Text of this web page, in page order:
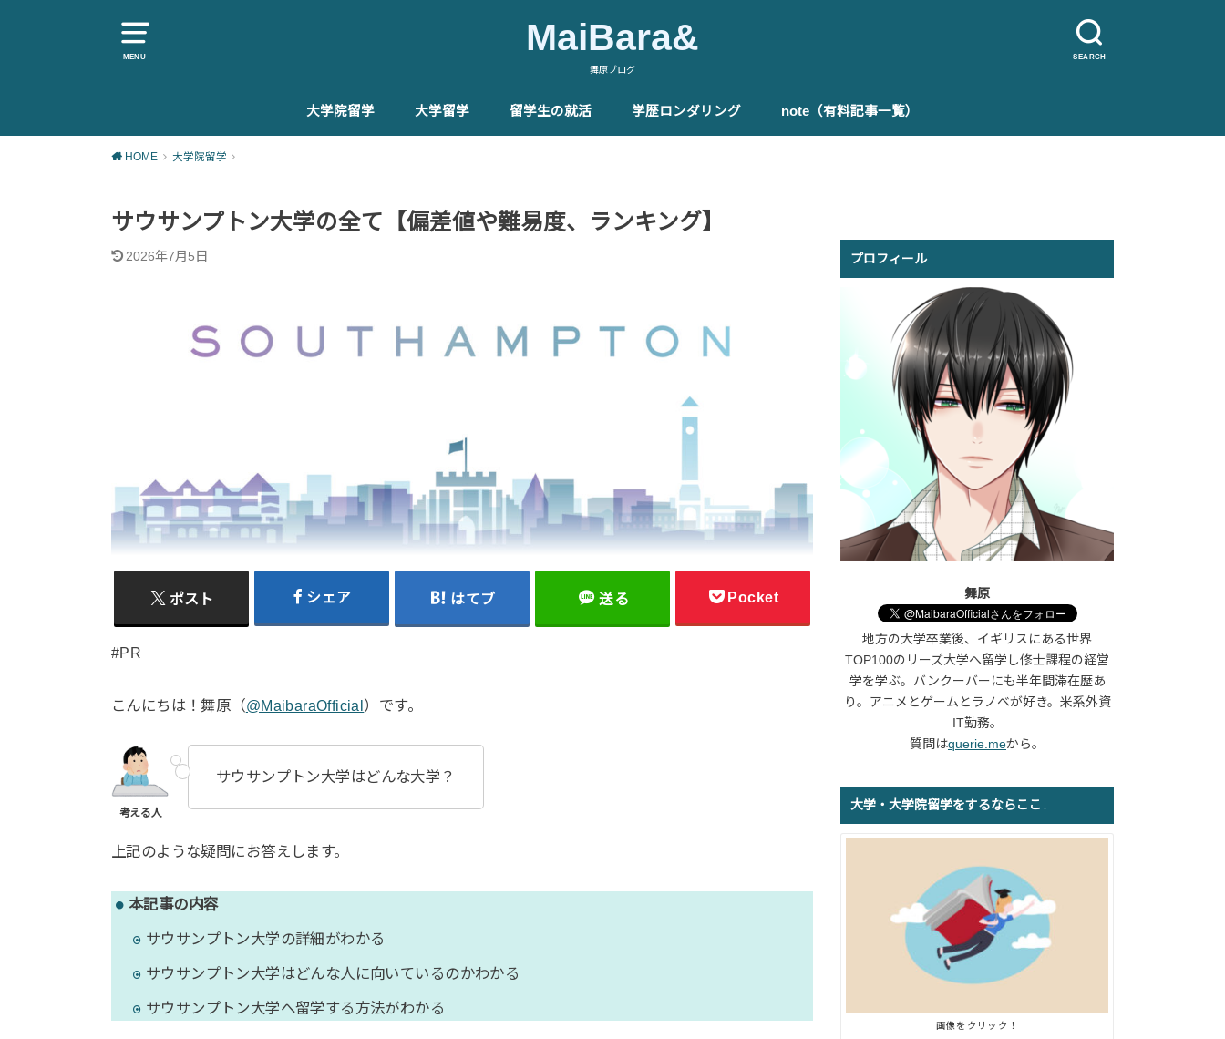
MENU SEARCH
MaiBara&
舞原ブログ
大学院留学 大学留学 留学生の就活 学歴ロンダリング note（有料記事一覧）
HOME 大学院留学
サウサンプトン大学の全て【偏差値や難易度、ランキング】
2026年7月5日
ポスト シェア はてブ 送る Pocket
#PR
こんにちは！舞原（@MaibaraOfficial）です。
サウサンプトン大学はどんな大学？
上記のような疑問にお答えします。
本記事の内容
サウサンプトン大学の詳細がわかる
サウサンプトン大学はどんな人に向いているのかわかる
サウサンプトン大学へ留学する方法がわかる
プロフィール
舞原
地方の大学卒業後、イギリスにある世界
TOP100のリーズ大学へ留学し修士課程の経営
学を学ぶ。バンクーバーにも半年間滞在歴あ
り。アニメとゲームとラノベが好き。米系外資
IT勤務。
質問はquerie.meから。
大学・大学院留学をするならここ↓
画像をクリック！